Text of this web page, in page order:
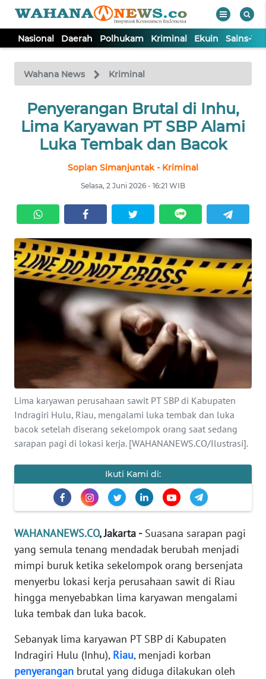
Nasional Daerah Polhukam Kriminal Ekuin Sains-
Wahana News Kriminal
Penyerangan Brutal di Inhu,
Lima Karyawan PT SBP Alami
Luka Tembak dan Bacok
Sopian Simanjuntak - Kriminal
Selasa, 2 Juni 2026 - 16:21 WIB
Lima karyawan perusahaan sawit PT SBP di Kabupaten
Indragiri Hulu, Riau, mengalami luka tembak dan luka
bacok setelah diserang sekelompok orang saat sedang
sarapan pagi di lokasi kerja. [WAHANANEWS.CO/Ilustrasi].
Ikuti Kami di:
WAHANANEWS.CO, Jakarta -Suasana sarapan pagi
yang semula tenang mendadak berubah menjadi
mimpi buruk ketika sekelompok orang bersenjata
menyerbu lokasi kerja perusahaan sawit di Riau
hingga menyebabkan lima karyawan mengalami
luka tembak dan luka bacok.
Sebanyak lima karyawan PT SBP di Kabupaten
Indragiri Hulu (Inhu), Riau, menjadi korban
penyerangan brutal yang diduga dilakukan oleh
TV
Tutup
NASIONAL
DAERAH
KRIMINAL
EKUIN
SAINS-TEKNO
KESEHATAN
INTERNASIONAL
SERBA-SERBI
PENDIDIKAN
EDITORIAL
Informasi
INDEKS
BERITA
KONTAK
KAMI
INFO